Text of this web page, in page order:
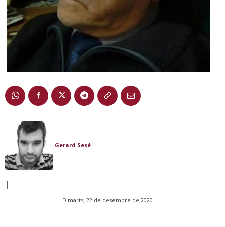
Gerard Sesé
|
Dimarts, 22 de desembre de 2020